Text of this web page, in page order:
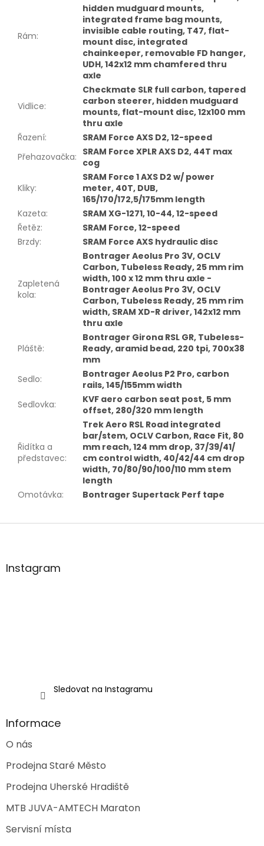
Rám:
hidden mudguard mounts,
integrated frame bag mounts,
invisible cable routing, T47, flat-
mount disc, integrated
chainkeeper, removable FD hanger,
UDH, 142x12 mm chamfered thru
axle
Vidlice:
Checkmate SLR full carbon, tapered
carbon steerer, hidden mudguard
mounts, flat-mount disc, 12x100 mm
thru axle
Řazení:
SRAM Force AXS D2, 12-speed
Přehazovačka: SRAM Force XPLR AXS D2, 44T max
cog
Kliky:
SRAM Force 1 AXS D2 w/ power
meter, 40T, DUB,
165/170/172,5/175mm length
Kazeta:
SRAM XG-1271, 10-44, 12-speed
Řetěz:
SRAM Force, 12-speed
Brzdy: SRAM Force AXS hydraulic disc
Zapletená
kola:
Bontrager Aeolus Pro 3V, OCLV
Carbon, Tubeless Ready, 25 mm rim
width, 100 x 12 mm thru axle -
Bontrager Aeolus Pro 3V, OCLV
Carbon, Tubeless Ready, 25 mm rim
width, SRAM XD-R driver, 142x12 mm
thru axle
Pláště:
Bontrager Girona RSL GR, Tubeless-
Ready, aramid bead, 220 tpi, 700x38
mm
Sedlo:
Bontrager Aeolus P2 Pro, carbon
rails, 145/155mm width
Sedlovka:
KVF aero carbon seat post, 5 mm
offset, 280/320 mm length
Řidítka a
představec:
Trek Aero RSL Road integrated
bar/stem, OCLV Carbon, Race Fit, 80
mm reach, 124 mm drop, 37/39/41/
cm control width, 40/42/44 cm drop
width, 70/80/90/100/110 mm stem
length
Omotávka: Bontrager Supertack Perf tape
Z
aInstagram
Sledovat na Instagramu
Informace
O nás
Prodejna Staré Město
Prodejna Uherské Hradiště
MTB JUVA-AMTECH Maraton
Servisní místa